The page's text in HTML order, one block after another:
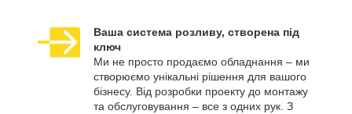
Ваша система розливу, створена під
ключ
Ми не просто продаємо обладнання – ми
створюємо унікальні рішення для вашого
бізнесу. Від розробки проекту до монтажу
та обслуговування – все з одних рук. З